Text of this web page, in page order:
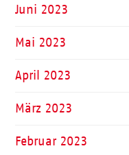
Juni 2023
Mai 2023
April 2023
März 2023
Februar 2023